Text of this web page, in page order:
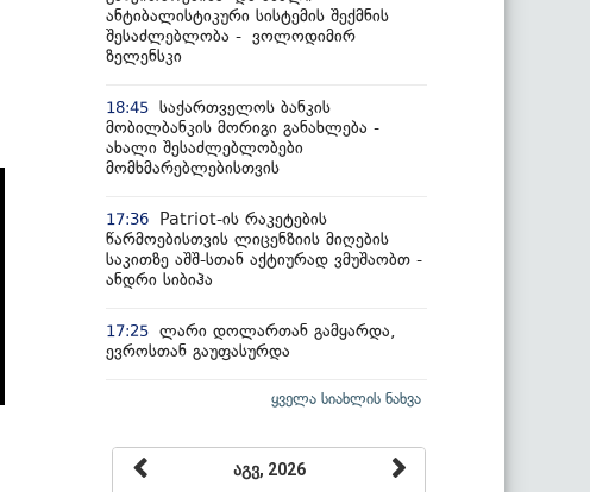
ანტიბალისტიკური სისტემის შექმნის
შესაძლებლობა - ვოლოდიმირ
ზელენსკი
18:45 საქართველოს ბანკის
მობილბანკის მორიგი განახლება -
ახალი შესაძლებლობები
მომხმარებლებისთვის
17:36
Patriot-ის რაკეტების
წარმოებისთვის ლიცენზიის მიღების
საკითზე აშშ-სთან აქტიურად ვმუშაობთ -
ანდრი სიბიჰა
17:25 ლარი დოლართან გამყარდა,
ევროსთან გაუფასურდა
ყველა სიახლის ნახვა
აგვ, 2026